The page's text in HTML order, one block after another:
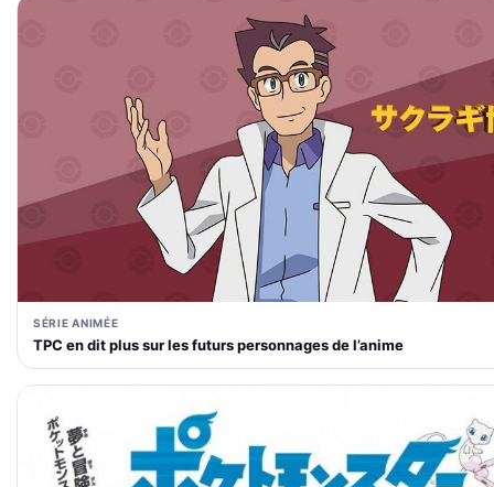
SÉRIE ANIMÉE
TPC en dit plus sur les futurs personnages de l’anime